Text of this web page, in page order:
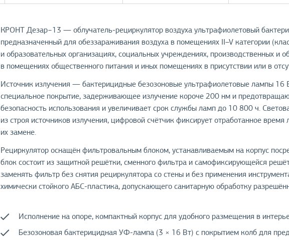
КРОНТ Дезар−13 — облучатель-рециркулятор воздуха ультрафиолетовый
предназначенный для обеззараживания воздуха в помещениях II–V категории
и образовательных организациях, социальных учреждениях, производственных и
в помещениях общественного питания и иных помещениях в присутствии или в
Источник излучения — бактерицидные безозоновые ультрафиолетовые лампы
специальное покрытие, задерживающее излучение короче 200 нм и
безопасность использования и увеличивает срок службы ламп до 10 800 ч.
из строя источников излучения, цифровой счётчик фиксирует отработанное
их замене.
Рециркулятор оснащён фильтровальным блоком, устанавливаемым на корпус
блок состоит из защитной решётки, сменного фильтра и самофиксирующейся
заменять фильтр без снятия рециркулятора со стены и без применения
химически стойкого АБС-пластика, допускающего санитарную обработку
Исполнение на опоре, компактный корпус для удобного размещения в
Безозоновая бактерицидная УФ-лампа (3 × 16 Вт) с покрытием колб для